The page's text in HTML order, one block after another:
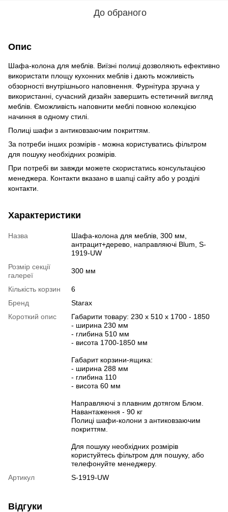
До обраного
Опис
Шафа-колона для меблів. Виїзні полиці дозволяють ефективно
використати площу кухонних меблів і дають можливість
обзорності внутрішнього наповнення. Фурнітура зручна у
використанні, сучасний дизайн завершить естетичний вигляд
меблів. Єможливість наповнити меблі повною колекцією
начиння в одному стилі.
Полиці шафи з антиковзаючим покриттям.
За потреби інших розмірів - можна користуватись фільтром
для пошуку необхідних розмірів.
При потребі ви завжди можете скористатись консультацією
менеджера. Контакти вказано в шапці сайту або у розділі
контакти.
Характеристики
Назва
Шафа-колона для меблів, 300 мм,
антрацит+дерево, направляючі Blum, S-
1919-UW
Розмір секції
галереї
300 мм
Кількість корзин
6
Бренд
Starax
Короткий опис
Габарити товару: 230 x 510 x 1700 - 1850
- ширина 230 мм
- глибина 510 мм
- висота 1700-1850 мм
Габарит корзини-ящика:
- ширина 288 мм
- глибина 110
- висота 60 мм
Направляючі з плавним дотягом Блюм.
Навантаження - 90 кг
Полиці шафи-колони з антиковзаючим
покриттям.
Для пошуку необхідних розмірів
користуйтесь фільтром для пошуку, або
телефонуйте менеджеру.
Артикул
S-1919-UW
Відгуки